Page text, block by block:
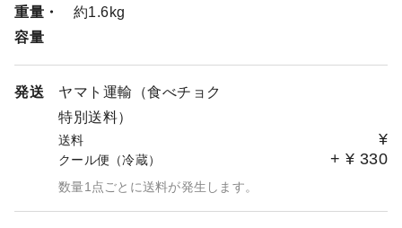
重量・
容量
約1.6kg
発送
ヤマト運輸（食べチョク
特別送料）
送料 ¥
クール便（冷蔵） + ¥ 330
数量1点ごとに送料が発生します。